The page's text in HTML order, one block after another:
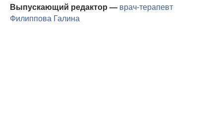
Выпускающий редактор — врач-терапевт
Филиппова Галина